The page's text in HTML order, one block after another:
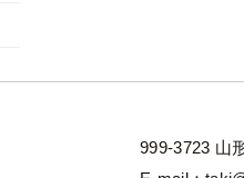
999-3723 山